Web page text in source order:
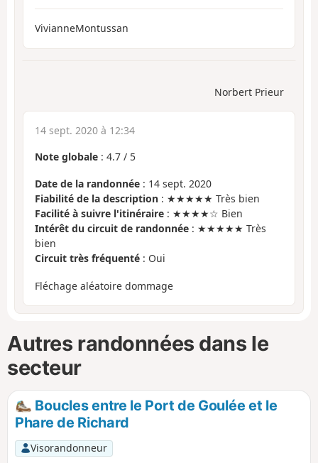
VivianneMontussan
Norbert Prieur
14 sept. 2020 à 12:34
Note globale : 4.7 / 5
Date de la randonnée : 14 sept. 2020
Fiabilité de la description : ★★★★★ Très bien
Facilité à suivre l'itinéraire : ★★★★☆ Bien
Intérêt du circuit de randonnée : ★★★★★ Très
bien
Circuit très fréquenté : Oui
Fléchage aléatoire dommage
Autres randonnées dans le
secteur
Boucles entre le Port de Goulée et le
Phare de Richard
Visorandonneur